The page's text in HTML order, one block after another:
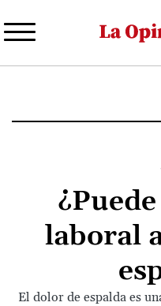
laboral
El dolor de espalda es